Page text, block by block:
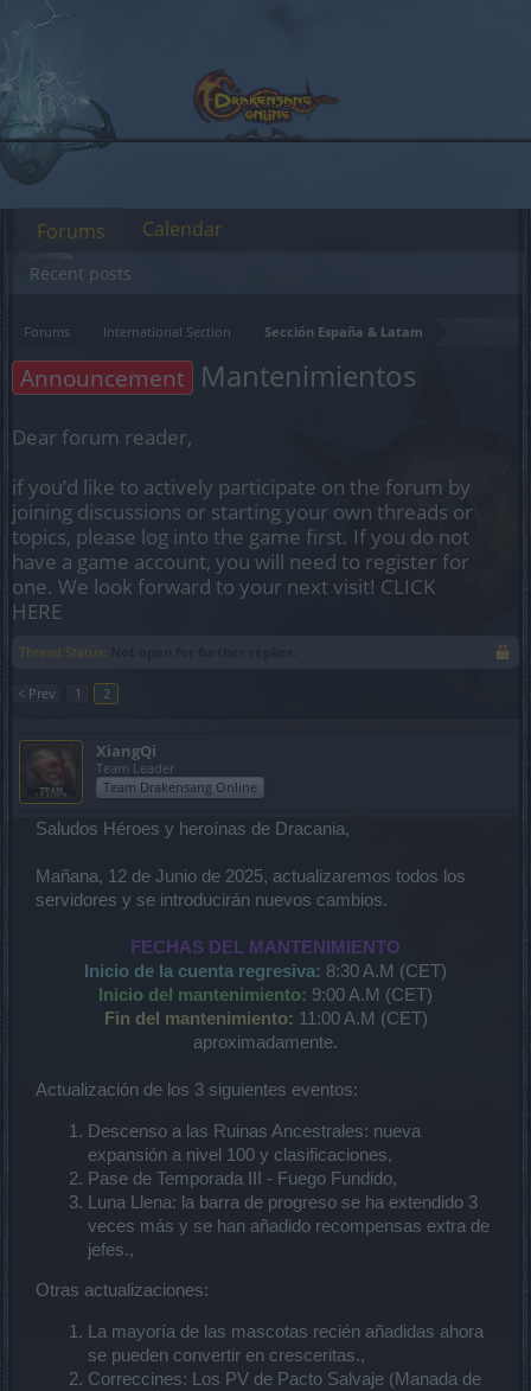
Forums International Section Sección España & Latam
Announcement Mantenimientos
Dear forum reader,
if you’d like to actively participate on the forum by
joining discussions or starting your own threads or
topics, please log into the game first. If you do not
have a game account, you will need to register for
one. We look forward to your next visit! CLICK
HERE
Thread Status:
< Prev 1 2
XiangQi
Team Leader
Team Drakensang Online
Saludos Héroes y heroínas de Dracania,
Mañana, 12 de Junio de 2025, actualizaremos todos los
servidores y se introducirán nuevos cambios.
FECHAS DEL MANTENIMIENTO
Inicio de la cuenta regresiva: 8:30 A.M (CET)
Inicio del mantenimiento: 9:00 A.M (CET)
Fin del mantenimiento: 11:00 A.M (CET)
aproximadamente.
Actualización de los 3 siguientes eventos:
Descenso a las Ruinas Ancestrales: nueva
expansión a nivel 100 y clasificaciones,
Pase de Temporada III - Fuego Fundido,
Luna Llena: la barra de progreso se ha extendido 3
veces más y se han añadido recompensas extra de
jefes.,
Otras actualizaciones:
La mayoría de las mascotas recién añadidas ahora
se pueden convertir en cresceritas.,
Correccines: Los PV de Pacto Salvaje (Manada de
Forums
Recent posts
Calendar